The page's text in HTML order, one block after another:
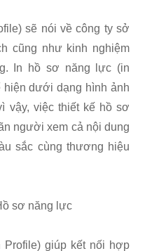
sẽ nói về công ty sở
cũng như kinh nghiệm
In hồ sơ năng lực (in
dưới dạng hình ảnh
vậy, việc thiết kế hồ sơ
người xem cả nội dung
sắc cùng thương hiệu
sơ năng lực
giúp kết nối hợp